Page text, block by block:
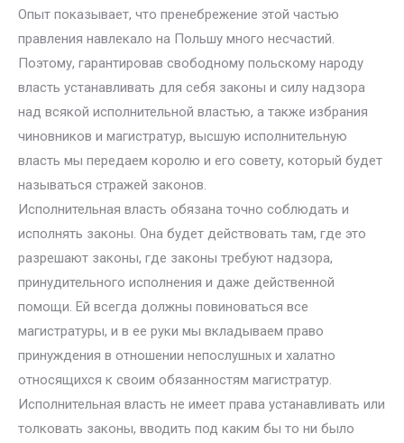
Опыт показывает, что пренебрежение этой частью
правления навлекало на Польшу много несчастий.
Поэтому, гарантировав свободному польскому народу
власть устанавливать для себя законы и силу надзора
над всякой исполнительной властью, а также избрания
чиновников и магистратур, высшую исполнительную
власть мы передаем королю и его совету, который будет
называться стражей законов.
Исполнительная власть обязана точно соблюдать и
исполнять законы. Она будет действовать там, где это
разрешают законы, где законы требуют надзора,
принудительного исполнения и даже действенной
помощи. Ей всегда должны повиноваться все
магистратуры, и в ее руки мы вкладываем право
принуждения в отношении непослушных и халатно
относящихся к своим обязанностям магистратур.
Исполнительная власть не имеет права устанавливать или
толковать законы, вводить под каким бы то ни было